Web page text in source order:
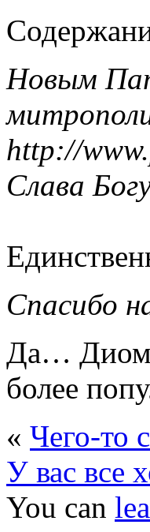
Новым
http://
Слава
Спасибо
Да…
более
« Чего-то
У вас все
You can